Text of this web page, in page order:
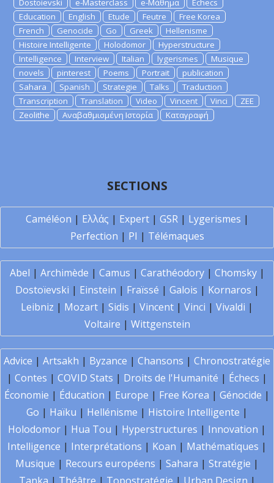
Dostoievski
e-Masterclass e-Μάθημα
Echecs
Education
English Etude Feutre
Free Korea
French
Genocide Go Greek
Hellenisme
Histoire Intelligente
Holodomor
Hyperstructure
Intelligence
Interview Italian lygerismes
Musique
novels
pinterest Poems Portrait
publication
Sahara
Spanish Strategie Talks
Traduction
Transcription
Translation Video Vincent Vinci
ZEE
Zeolithe
Αναβαθμισμένη Ιστορία Καταγραφή
SECTIONS
Caméléon | Ελλάς | Expert| GSR| Lygerismes |
Perfection | PI | Télémaques
Abel | Archimède | Camus | Carathéodory| Chomsky|
Dostoïevski | Einstein | Fraïssé | Galois | Kornaros |
Leibniz | Mozart | Sidis | Vincent | Vinci | Vivaldi |
Voltaire | Wittgenstein
Advice | Artsakh | Byzance | Chansons | Chronostratégie
| Contes | COVID Stats | Droits de l'Humanité | Échecs |
Économie | Éducation | Europe | Free Korea | Génocide |
Go | Haïku | Hellénisme | Histoire Intelligente |
Holodomor | Hua Tou | Hyperstructures | Innovation |
Intelligence | Interprétations | Koan | Mathématiques |
Musique | Recours européens | Sahara | Stratégie |